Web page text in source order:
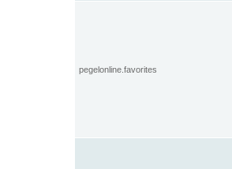
pegelonline.favorites